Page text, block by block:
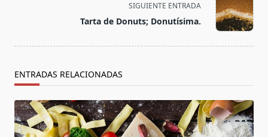
SIGUIENTE ENTRADA
Tarta de Donuts; Donutísima.
ENTRADAS RELACIONADAS